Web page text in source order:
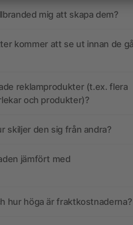
mig att skapa dem?
kommer att se ut innan de
reklamprodukter (t.ex. flera
och produkter)?
skiljer den sig från andra?
jämfört med
hur höga är fraktkostnaderna?